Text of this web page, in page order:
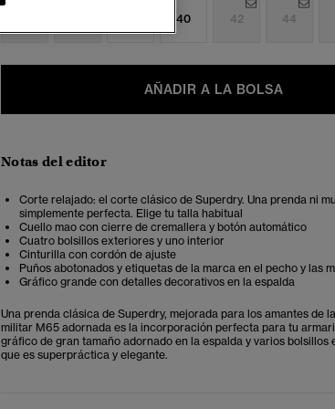
40 42 44
AÑADIR A LA BOLSA
Notas del editor
Corte relajado: el corte clásico de Superdry. Una prenda ni
simplemente perfecta. Elige tu talla habitual
Cuello mao con cierre de cremallera y botón automático
Cuatro bolsillos exteriores y uno interior
Cinturilla con cordón de ajuste
Puños abotonados y etiquetas de la marca en el pecho y las
Gráfico grande con detalles decorativos en la espalda
Una prenda clásica de Superdry, mejorada para los amantes de
militar M65 adornada es la incorporación perfecta para tu
gráfico de gran tamaño adornado en la espalda y varios bolsillos
que es superpráctica y elegante.